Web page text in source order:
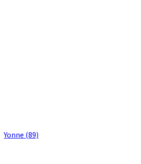
Yonne (89)